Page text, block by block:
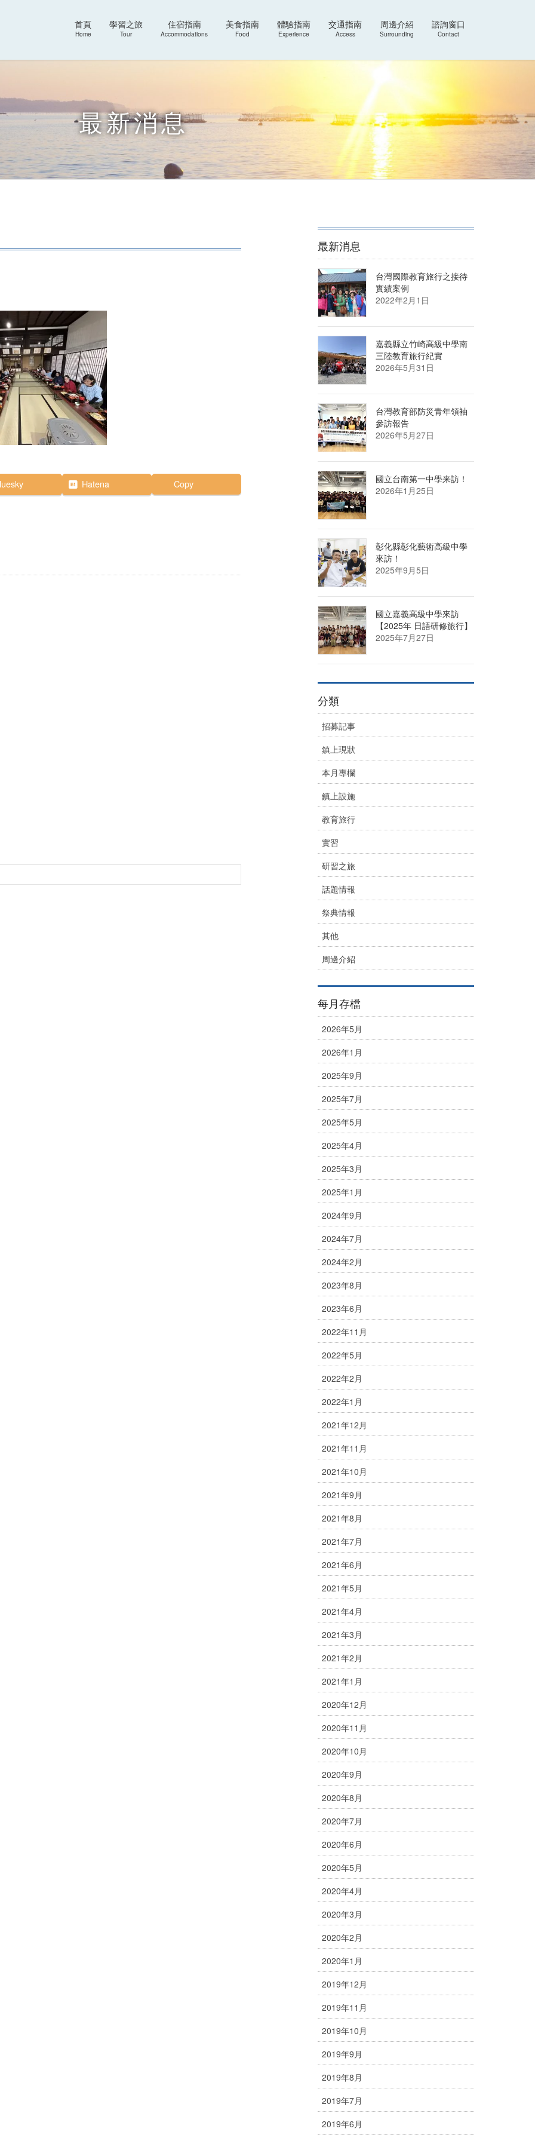
首頁
Home
學習之旅
Tour
住宿指南
Accommodations
美食指南
Food
體驗指南
Experience
交通指南
Access
周邊介紹
Surrounding
諮詢窗口
Contact
最新消息
Hatena Copy
最新消息
台灣國際教育旅行之接待
實績案例
2022年2月1日
嘉義縣立竹崎高級中學南
三陸教育旅行紀實
2026年5月31日
台灣教育部防災青年領袖
參訪報告
2026年5月27日
國立台南第一中學来訪！
2026年1月25日
彰化縣彰化藝術高級中學
來訪！
2025年9月5日
國立嘉義高級中學來訪
【2025年 日語研修旅行】
2025年7月27日
分類
招募記事
鎮上現狀
本月專欄
鎮上設施
教育旅行
實習
研習之旅
話題情報
祭典情報
其他
周邊介紹
每月存檔
2026年5月
2026年1月
2025年9月
2025年7月
2025年5月
2025年4月
2025年3月
2025年1月
2024年9月
2024年7月
2024年2月
2023年8月
2023年6月
2022年11月
2022年5月
2022年2月
2022年1月
2021年12月
2021年11月
2021年10月
2021年9月
2021年8月
2021年7月
2021年6月
2021年5月
2021年4月
2021年3月
2021年2月
2021年1月
2020年12月
2020年11月
2020年10月
2020年9月
2020年8月
2020年7月
2020年6月
2020年5月
2020年4月
2020年3月
2020年2月
2020年1月
2019年12月
2019年11月
2019年10月
2019年9月
2019年8月
2019年7月
2019年6月